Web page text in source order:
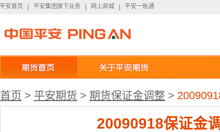
平安首页
平安首页 平安集团旗下业务
平安集团旗下业务 网上商城
网上商城 平安一账通
平安一账通
首页 > 平安期货 > 期货保证金调整 >
20090918保证金